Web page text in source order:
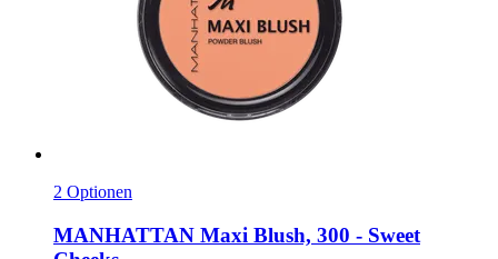
2 Optionen
MANHATTAN Maxi Blush, 300 -​ Sweet